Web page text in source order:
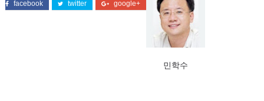
facebook twitter google+
민학수